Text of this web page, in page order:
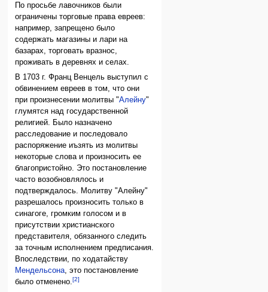
По просьбе лавочников были
ограничены торговые права евреев:
например, запрещено было
содержать магазины и лари на
базарах, торговать вразнос,
проживать в деревнях и селах.
В 1703 г. Франц Венцель выступил с
обвинением евреев в том, что они
при произнесении молитвы "Алейну"
глумятся над государственной
религией. Было назначено
расследование и последовало
распоряжение иъзять из молитвы
некоторые слова и произносить ее
благопристойно. Это постановление
часто возобновлялось и
подтверждалось. Молитву "Алейну"
разрешалось произносить только в
синагоге, громким голосом и в
присутствии христианского
представителя, обязанного следить
за точным исполнением предписания.
Впоследствии, по ходатайству
Мендельсона, это постановление
было отменено.[2]